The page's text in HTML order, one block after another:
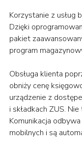
Korzystanie z usług
Dzięki
pakiet
program
Obsługa klienta
obniży cenę
urządzenie z
i składkach ZUS.
Komunikacja
mobilnych i są